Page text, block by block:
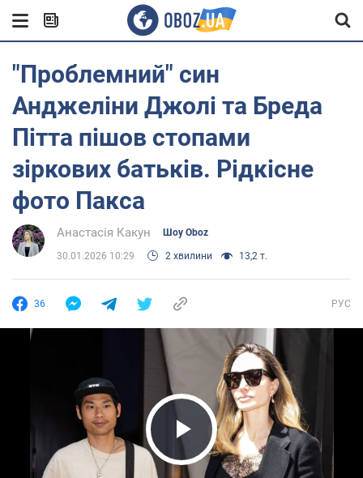
"Проблемний" син
Анджеліни Джолі та Бреда
Пітта пішов стопами
зіркових батьків. Рідкісне
фото Пакса
Анастасія Какун Шоу Oboz
30.01.2026 10:29 2 хвилини 13,2 т.
36 РУС
Play Video